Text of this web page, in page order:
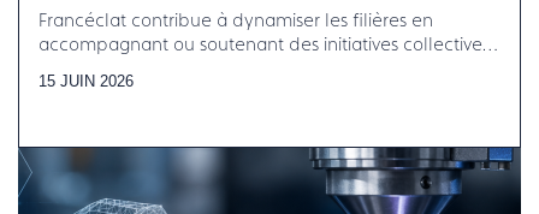
Francéclat contribue à dynamiser les filières en
accompagnant ou soutenant des initiatives collectives
15 JUIN 2026